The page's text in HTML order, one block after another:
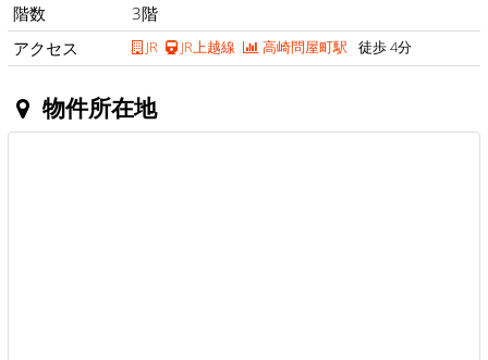
階数
3階
アクセス
JR JR上越線 高崎問屋町駅 徒歩 4分
物件所在地